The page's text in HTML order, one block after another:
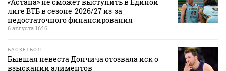
лиге ВТБ в сезоне‑2026/27 из‑за
недостаточного финансирования
6 августа 16:16
БАСКЕТБОЛ
Бывшая невеста Дончича отозвала иск о
взыскании алиментов